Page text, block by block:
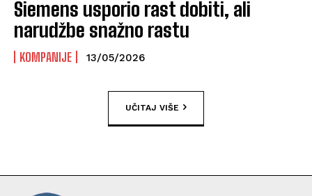
Siemens usporio rast dobiti, ali
narudžbe snažno rastu
KOMPANIJE 13/05/2026
UČITAJ VIŠE